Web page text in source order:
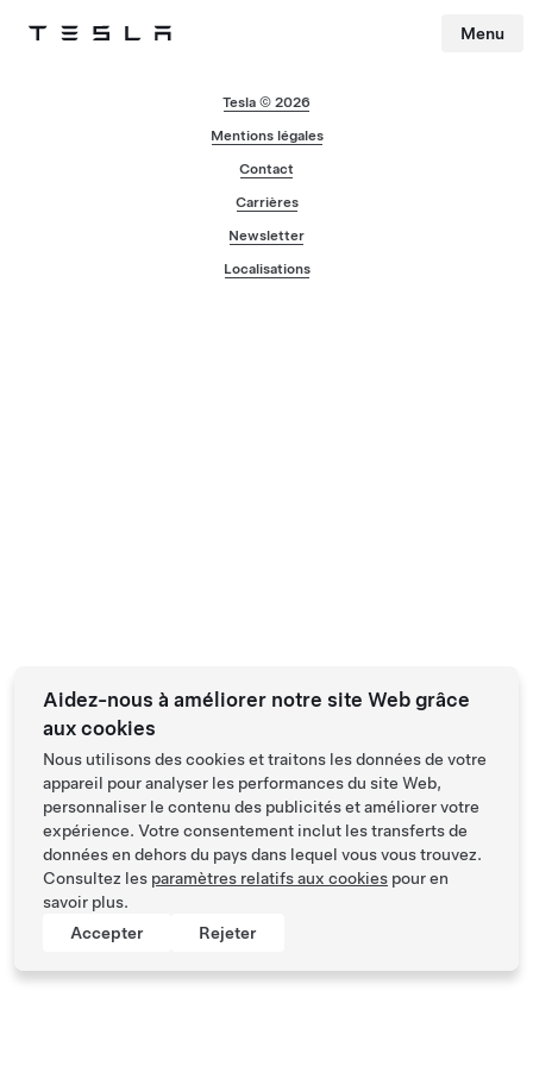
Tesla Menu
Tesla © 2026
Mentions légales
Contact
Carrières
Newsletter
Localisations
Aidez-nous à améliorer notre site Web grâce
aux cookies
Nous utilisons des cookies et traitons les données de votre
appareil pour analyser les performances du site Web,
personnaliser le contenu des publicités et améliorer votre
expérience. Votre consentement inclut les transferts de
données en dehors du pays dans lequel vous vous trouvez.
Consultez les paramètres relatifs aux cookies pour en
savoir plus.
Accepter
Rejeter